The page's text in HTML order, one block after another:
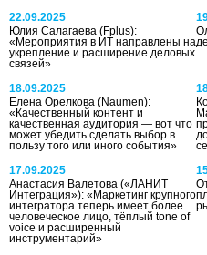
22.09.2025
Юлия Салагаева (Fplus):
«Мероприятия в ИТ направлены на
укрепление и расширение деловых
связей»
18.09.2025
Елена Орелкова (Naumen):
«Качественный контент и
качественная аудитория — вот что
может убедить сделать выбор в
пользу того или иного события»
17.09.2025
Анастасия Валетова («ЛАНИТ
Интеграция»): «Маркетинг крупного
интегратора теперь имеет более
человеческое лицо, тёплый tone of
voice и расширенный
инструментарий»